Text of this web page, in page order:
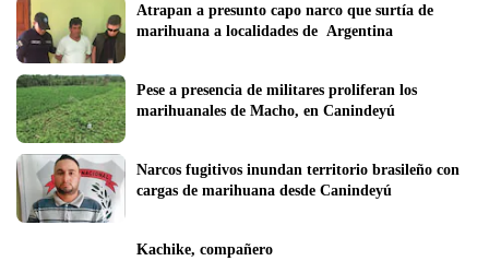
Atrapan a presunto capo narco que surtía de
marihuana a localidades de  Argentina
Pese a presencia de militares proliferan los
marihuanales de Macho, en Canindeyú
Narcos fugitivos inundan territorio brasileño con
cargas de marihuana desde Canindeyú
Kachike, compañero